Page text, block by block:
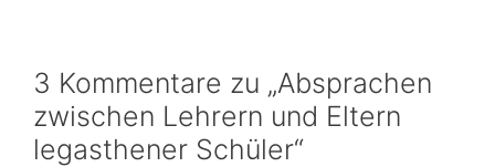
3 Kommentare zu „Absprachen
zwischen Lehrern und Eltern
legasthener Schüler“